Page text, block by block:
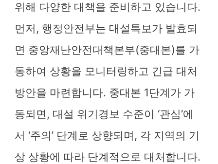
위해 다양한 대책을 준비하고 있습니다.
먼저, 행정안전부는 대설특보가 발효되
면 중앙재난안전대책본부(중대본)를 가
동하여 상황을 모니터링하고 긴급 대처
방안을 마련합니다. 중대본 1단계가 가
동되면, 대설 위기경보 수준이 ‘관심’에
서 ‘주의’ 단계로 상향되며, 각 지역의 기
상 상황에 따라 단계적으로 대처합니다.